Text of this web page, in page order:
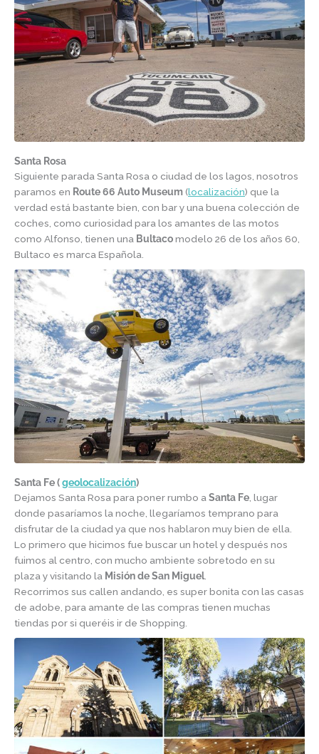
Santa Rosa
Siguiente parada Santa Rosa o ciudad de los lagos, nosotros
paramos en Route 66 Auto Museum (localización) que la
verdad está bastante bien, con bar y una buena colección de
coches, como curiosidad para los amantes de las motos
como Alfonso, tienen una Bultacomodelo 26 de los años 60,
Bultaco es marca Española.
Santa Fe (geolocalización)
Dejamos Santa Rosa para poner rumbo a Santa Fe , lugar
donde pasaríamos la noche, llegaríamos temprano para
disfrutar de la ciudad ya que nos hablaron muy bien de ella.
Lo primero que hicimos fue buscar un hotel y después nos
fuimos al centro, con mucho ambiente sobretodo en su
plaza y visitando la Misión de San Miguel.
Recorrimos sus callen andando, es super bonita con las casas
de adobe, para amante de las compras tienen muchas
tiendas por si queréis ir de Shopping.